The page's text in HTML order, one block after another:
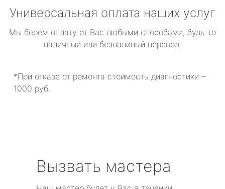
Универсальная оплата наших услуг
Мы берем оплату от Вас любыми способами, будь то
наличный или безналиный перевод.
*При отказе от ремонта стоимость диагностики –
1000 руб.
Вызвать мастера